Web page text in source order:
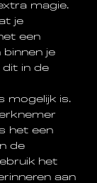
magie.
je
een
je
dit in de
mogelijk is.
het een
de
het
aan